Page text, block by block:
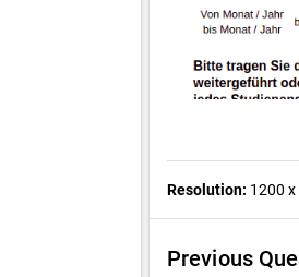
Resolution: 1200
Previous